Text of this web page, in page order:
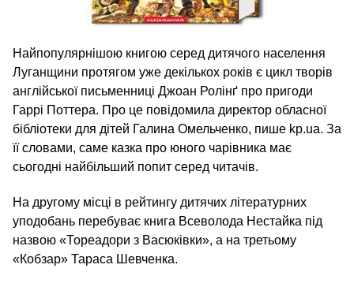
Найпопулярнішою книгою серед дитячого населення
Луганщини протягом уже декількох років є цикл творів
англійської письменниці Джоан Ролінґ про пригоди
Гаррі Поттера. Про це повідомила директор обласної
бібліотеки для дітей Галина Омельченко, пише kp.ua. За
її словами, саме казка про юного чарівника має
сьогодні найбільший попит серед читачів.
На другому місці в рейтингу дитячих літературних
уподобань перебуває книга Всеволода Нестайка під
назвою «Тореадори з Васюківки», а на третьому
«Кобзар» Тараса Шевченка.